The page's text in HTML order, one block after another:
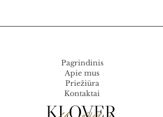
Pagrindinis
Apie mus
Priežiūra
Kontaktai